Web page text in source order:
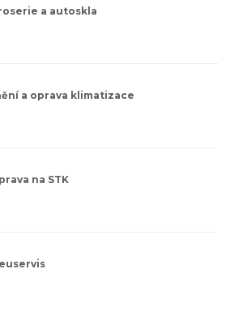
a autoskla
a oprava klimatizace
na STK